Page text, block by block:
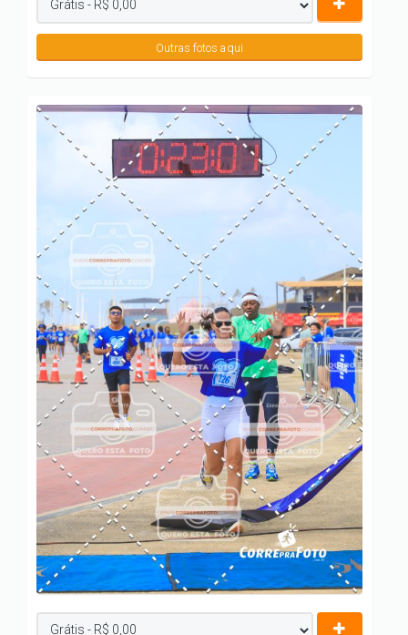
Outras fotos aqui